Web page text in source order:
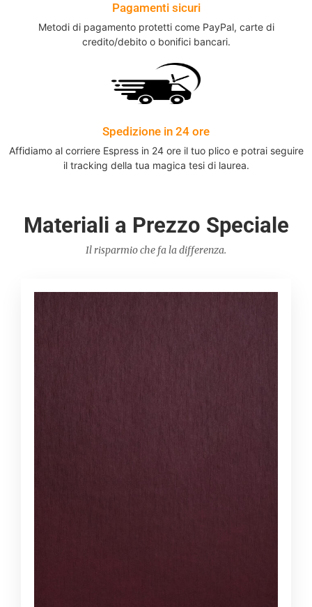
Pagamenti sicuri
Metodi di pagamento protetti come PayPal, carte di
credito/debito o bonifici bancari.
Spedizione in 24 ore
Affidiamo al corriere Espress in 24 ore il tuo plico e potrai seguire
il tracking della tua magica tesi di laurea.
Materiali a Prezzo Speciale
Il risparmio che fa la differenza.